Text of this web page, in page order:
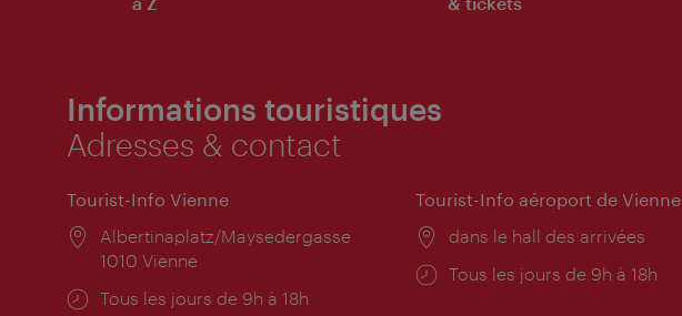
Informations touristiques
Adresses & contact
Tourist-Info Vienne
Lieu:
Albertinaplatz/Maysedergasse
1010 Vienne
Horaires
Tous les jours de 9h à 18h
Tourist-Info aéroport de Vienne
Lieu:
dans le hall des arrivées
Horaires
Tous les jours de 9h à 18h